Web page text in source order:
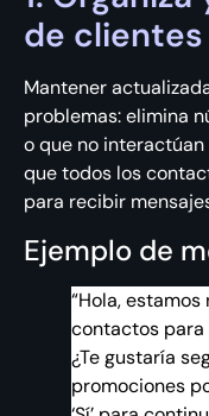
de clientes
Mantener
problemas: elimina
o que no
que todos los
para recibir
Ejemplo de
“Hola,
contactos para
¿Te gustaría
promociones